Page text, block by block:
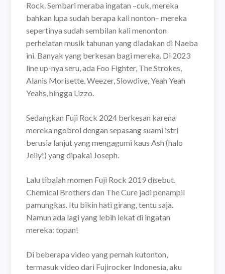
Rock. Sembari meraba ingatan –cuk, mereka
bahkan lupa sudah berapa kali nonton– mereka
sepertinya sudah sembilan kali menonton
perhelatan musik tahunan yang diadakan di Naeba
ini. Banyak yang berkesan bagi mereka. Di 2023
line up-nya seru, ada Foo Fighter, The Strokes,
Alanis Morisette, Weezer, Slowdive, Yeah Yeah
Yeahs, hingga Lizzo.
Sedangkan Fuji Rock 2024 berkesan karena
mereka ngobrol dengan sepasang suami istri
berusia lanjut yang mengagumi kaus Ash (halo
Jelly!) yang dipakai Joseph.
Lalu tibalah momen Fuji Rock 2019 disebut.
Chemical Brothers dan The Cure jadi penampil
pamungkas. Itu bikin hati girang, tentu saja.
Namun ada lagi yang lebih lekat di ingatan
mereka: topan!
Di beberapa video yang pernah kutonton,
termasuk video dari Fujirocker Indonesia, aku